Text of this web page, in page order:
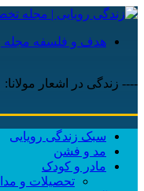
هدف و فلسفه مجله
---- زندگی در اشعار مولانا:
سبک زندگی رویایی
مد و فشن
مادر و کودک
تحصیلات و